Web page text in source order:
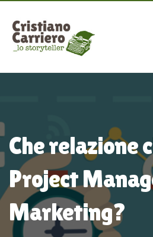
Che relazione
Project
Marketing?